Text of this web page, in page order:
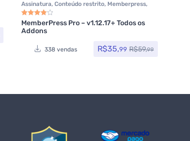
Assinatura, Conteúdo restrito, Memberpress,
Plugins, Plugins Wocoomerce
Avaliação
MemberPress Pro – v1.12.17+ Todos os
Addons
338 vendas R$35,99 R$59,99